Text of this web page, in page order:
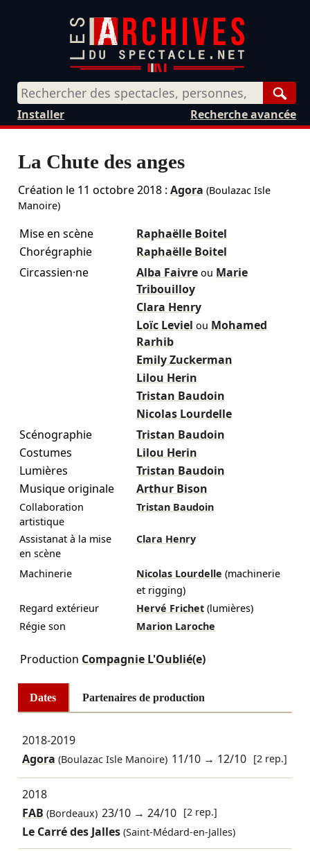
Recherche avancée
Installer
La Chute des anges
Création le 11 octobre 2018: Agora (Boulazac Isle
Manoire)
Mise en scène
Raphaëlle Boitel
Chorégraphie
Raphaëlle Boitel
Circassien·ne
Alba Faivre ou Marie
Tribouilloy
Clara Henry
Loïc Leviel ou Mohamed
Rarhib
Emily Zuckerman
Lilou Herin
Tristan Baudoin
Nicolas Lourdelle
Scénographie
Tristan Baudoin
Costumes
Lilou Herin
Lumières
Tristan Baudoin
Musique originale
Arthur Bison
Collaboration
artistique
Tristan Baudoin
Assistanat à la mise
en scène
Clara Henry
Machinerie Nicolas Lourdelle (machinerie
et rigging)
Regard extérieur
Hervé Frichet (lumières)
Régie son
Marion Laroche
Production Compagnie L'Oublié(e)
Dates Partenaires de production
2018-2019
Agora (Boulazac Isle Manoire) 11/10 → 12/10 [2 rep.]
2018
FAB (Bordeaux) 23/10 →24/10 [2 rep.]
Le Carré des Jalles (Saint-Médard-en-Jalles)